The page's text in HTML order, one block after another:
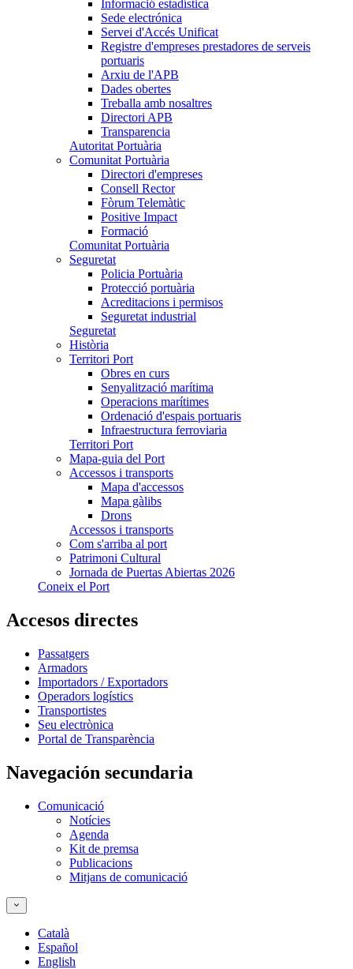
Informació estadística
Sede electrónica
Servei d'Accés Unificat
Registre d'empreses prestadores de serveis
portuaris
Arxiu de l'APB
Dades obertes
Treballa amb nosaltres
Directori APB
Transparencia
Autoritat Portuària
Comunitat Portuària
Directori d'empreses
Consell Rector
Fòrum Telemàtic
Positive Impact
Formació
Comunitat Portuària
Seguretat
Policia Portuària
Protecció portuària
Acreditacions i permisos
Seguretat industrial
Seguretat
Història
Territori Port
Obres en curs
Senyalització marítima
Operacions marítimes
Ordenació d'espais portuaris
Infraestructura ferroviaria
Territori Port
Mapa-guia del Port
Accessos i transports
Mapa d'accessos
Mapa gàlibs
Drons
Accessos i transports
Com s'arriba al port
Patrimoni Cultural
Jornada de Puertas Abiertas 2026
Coneix el Port
Accesos directes
Passatgers
Armadors
Importadors / Exportadors
Operadors logístics
Transportistes
Seu electrònica
Portal de Transparència
Navegación secundaria
Comunicació
Notícies
Agenda
Kit de premsa
Publicacions
Mitjans de comunicació
Català
Español
English